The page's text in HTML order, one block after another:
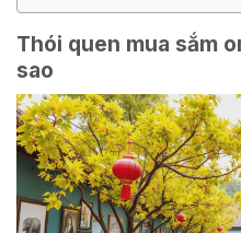
Thói quen mua sắm
sao